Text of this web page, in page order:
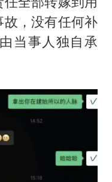
故，没有任何补
当事人独自承